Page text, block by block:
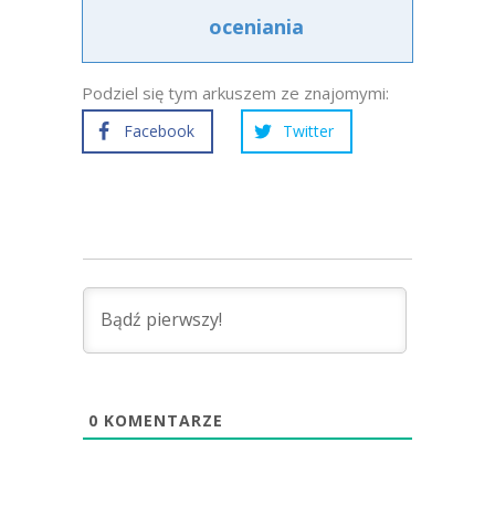
oceniania
Podziel się tym arkuszem ze znajomymi:
Facebook Twitter
0 KOMENTARZE